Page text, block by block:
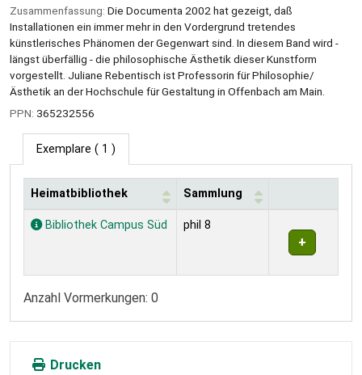
Zusammenfassung: Die Documenta 2002 hat gezeigt, daß
Installationen ein immer mehr in den Vordergrund tretendes
künstlerisches Phänomen der Gegenwart sind. In diesem Band wird -
längst überfällig - die philosophische Ästhetik dieser Kunstform
vorgestellt. Juliane Rebentisch ist Professorin für Philosophie/
Ästhetik an der Hochschule für Gestaltung in Offenbach am Main.
PPN: 365232556
Exemplare ( 1 )
Exemplare
Heimatbibliothek Sammlung
Bibliothek Campus Süd phil 8
Anzahl Vormerkungen: 0
Drucken